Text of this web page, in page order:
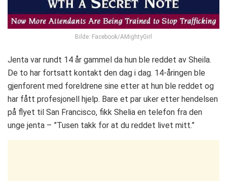
Bilde: Facebook/AMightyGirl
Jenta var rundt 14 år gammel da hun ble reddet av Sheila.
De to har fortsatt kontakt den dag i dag. 14-åringen ble
gjenforent med foreldrene sine etter at hun ble reddet og
har fått profesjonell hjelp. Bare et par uker etter hendelsen
på flyet til San Francisco, fikk Shelia en telefon fra den
unge jenta – ”Tusen takk for at du reddet livet mitt.”